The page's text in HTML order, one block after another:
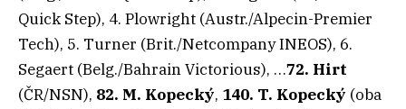
Quick Step), 4. Plowright (Austr./Alpecin-Premier
Tech), 5. Turner (Brit./Netcompany INEOS), 6.
Segaert (Belg./Bahrain Victorious), …72. Hirt
(ČR/NSN), 82. M. Kopecký, 140. T. Kopecký (oba